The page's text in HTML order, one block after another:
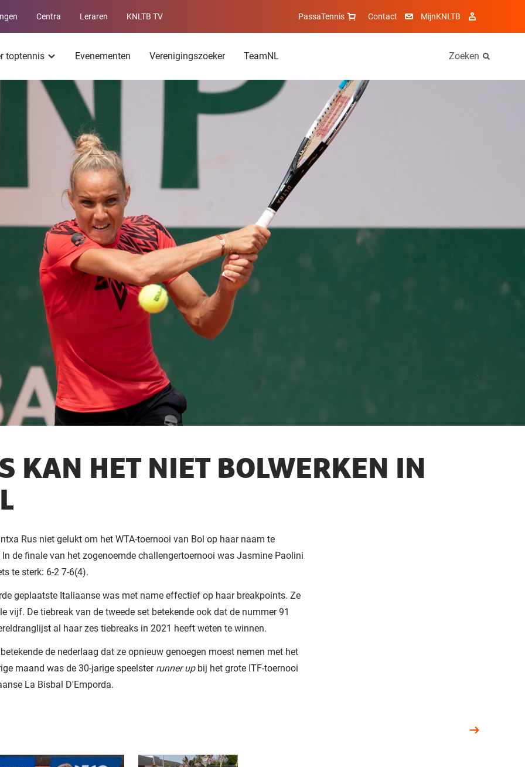
Centra Leraren KNLTB TV PassaTennis Contact MijnKNLTB
toptennis Evenementen Verenigingszoeker TeamNL Zoeken
KAN HET NIET BOLWERKEN IN
Rus niet gelukt om het WTA-toernooi van Bol op haar naam te
de finale van het zogenoemde challengertoernooi was Jasmine Paolini
te sterk: 6-2 7-6(4).
geplaatste Italiaanse was met name effectief op haar breakpoints. Ze
vijf. De tiebreak van de tweede set betekende ook dat de nummer 91
al haar zes tiebreaks in 2021 heeft weten te winnen.
de nederlaag dat ze opnieuw genoegen moest nemen met het
maand was de 30-jarige speelster runner upbij het grote ITF-toernooi
La Bisbal D'Emporda.